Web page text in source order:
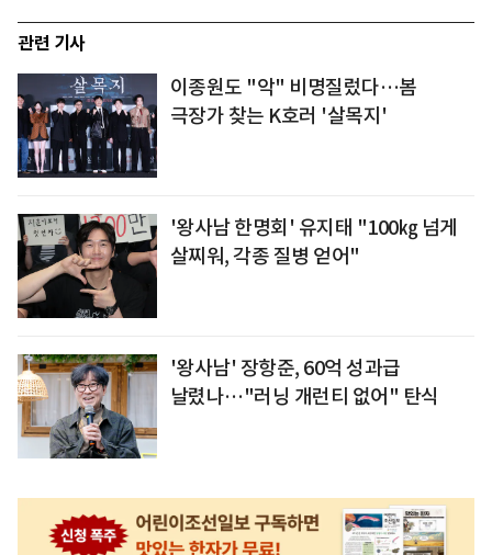
관련 기사
이종원도 "악" 비명질렀다…봄
극장가 찾는 K호러 '살목지'
'왕사남 한명회' 유지태 "100㎏ 넘게
살찌워, 각종 질병 얻어"
'왕사남' 장항준, 60억 성과급
날렸나…"러닝 개런티 없어" 탄식